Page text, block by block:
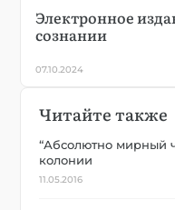
Электронное
сознании
07.10.2024
Читайте также
“Абсолютно мирный
колонии
11.05.2016